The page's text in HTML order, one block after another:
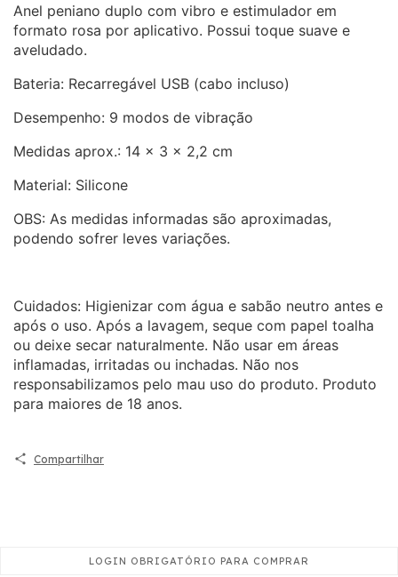
Anel peniano duplo com vibro e estimulador em
formato rosa por aplicativo. Possui toque suave e
aveludado.
Bateria: Recarregável USB (cabo incluso)
Desempenho: 9 modos de vibração
Medidas aprox.: 14 x 3 x 2,2 cm
Material: Silicone
OBS: As medidas informadas são aproximadas,
podendo sofrer leves variações.
Cuidados: Higienizar com água e sabão neutro antes e
após o uso. Após a lavagem, seque com papel toalha
ou deixe secar naturalmente. Não usar em áreas
inflamadas, irritadas ou inchadas. Não nos
responsabilizamos pelo mau uso do produto. Produto
para maiores de 18 anos.
Compartilhar